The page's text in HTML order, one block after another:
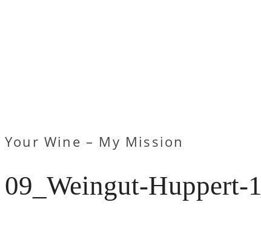
Your Wine – My Mission
09_Weingut-Huppert-1